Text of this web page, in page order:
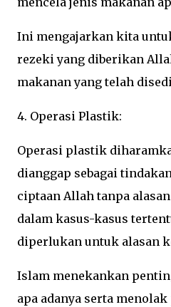
Ini mengajarkan kita
rezeki yang diberikan
makanan yang telah
4. Operasi Plastik:
Operasi plastik
dianggap sebagai
ciptaan Allah tanpa
dalam kasus-kasus
diperlukan untuk alasan
Islam menekankan
apa adanya serta